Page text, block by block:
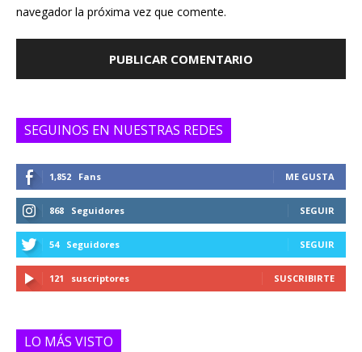
navegador la próxima vez que comente.
SEGUINOS EN NUESTRAS REDES
1,852 Fans ME GUSTA
868 Seguidores SEGUIR
54 Seguidores SEGUIR
121 suscriptores SUSCRIBIRTE
LO MÁS VISTO